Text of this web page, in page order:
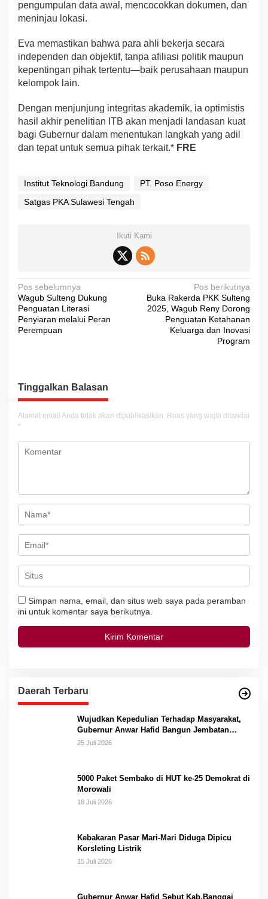
pengumpulan data awal, mencocokkan dokumen, dan
meninjau lokasi.
Eva memastikan bahwa para ahli bekerja secara
independen dan objektif, tanpa afiliasi politik maupun
kepentingan pihak tertentu—baik perusahaan maupun
kelompok lain.
Dengan menjunjung integritas akademik, ia optimistis
hasil akhir penelitian ITB akan menjadi landasan kuat
bagi Gubernur dalam menentukan langkah yang adil
dan tepat untuk semua pihak terkait.* FRE
Institut Teknologi Bandung
PT. Poso Energy
Satgas PKA Sulawesi Tengah
Ikuti Kami
N
a
v
s
i
p
o
s
Pos sebelumnya
Wagub Sulteng Dukung
Penguatan Literasi
Penyiaran melalui Peran
Perempuan
Pos berikutnya
Buka Rakerda PKK Sulteng
2025, Wagub Reny Dorong
Penguatan Ketahanan
Keluarga dan Inovasi
Program
Tinggalkan Balasan
Alamat email Anda tidak akan dipublikasikan. Ruas yang wajib ditandai
*
Simpan nama, email, dan situs web saya pada peramban
ini untuk komentar saya berikutnya.
Daerah Terbaru
Wujudkan Kepedulian Terhadap Masyarakat,
Gubernur Anwar Hafid Bangun Jembatan
Gantung Masungkang dengan Dana Pribadi
25 Juli 2026
5000 Paket Sembako di HUT ke-25 Demokrat di
Morowali
18 Juli 2026
Kebakaran Pasar Mari-Mari Diduga Dipicu
Korsleting Listrik
15 Juli 2026
Gubernur Anwar Hafid Sebut Kab.Banggai